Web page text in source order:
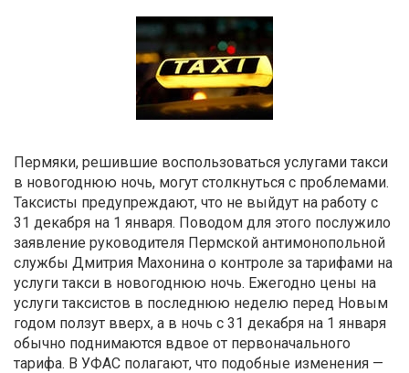
Пермяки, решившие воспользоваться услугами такси
в новогоднюю ночь, могут столкнуться с проблемами.
Таксисты предупреждают, что не выйдут на работу с
31 декабря на 1 января. Поводом для этого послужило
заявление руководителя Пермской антимонопольной
службы Дмитрия Махонина о контроле за тарифами на
услуги такси в новогоднюю ночь. Ежегодно цены на
услуги таксистов в последнюю неделю перед Новым
годом ползут вверх, а в ночь с 31 декабря на 1 января
обычно поднимаются вдвое от первоначального
тарифа. В УФАС полагают, что подобные изменения —